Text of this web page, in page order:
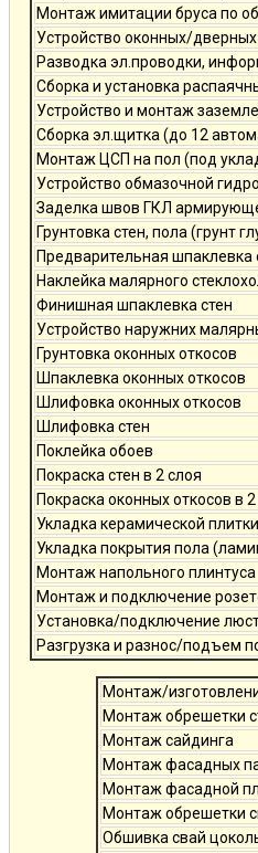
Монтаж имитации бруса по
Устройство оконных/
Разводка эл.проводки,
Сборка и установка
Устройство и монтаж
Сборка эл.щитка (до 12
Монтаж ЦСП на пол (под
Устройство обмазочной
Заделка швов ГКЛ
Грунтовка стен, пола (грунт
Предварительная шпаклевка
Наклейка малярного
Финишная шпаклевка стен
Устройство наружних
Грунтовка оконных откосов
Шпаклевка оконных откосов
Шлифовка оконных откосов
Шлифовка стен
Поклейка обоев
Покраска стен в 2 слоя
Покраска оконных откосов в
Укладка керамической
Укладка покрытия пола
Монтаж напольного плинтуса
Монтаж и подключение
Установка/подключение
Разгрузка и разнос/подъем
Монтаж/
Монтаж обрешетки
Монтаж сайдинга
Монтаж фасадных
Монтаж фасадной
Монтаж обрешетки
Обшивка свай